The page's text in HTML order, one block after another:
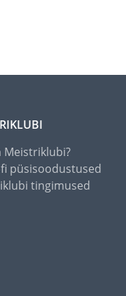
Meistriklubi?
püsisoodustused
tingimused